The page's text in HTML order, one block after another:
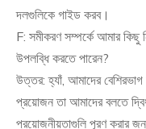
দলগুলিকে গাইড করব।
F: সমীকরণ সম্পর্কে আমার কিছু
উপলব্ধি করতে পারেন?
উত্তর: হ্যাঁ, আমাদের বেশিরভাগ
প্রয়োজন তা আমাদের বলতে
প্রয়োজনীয়তাগুলি পূরণ করার